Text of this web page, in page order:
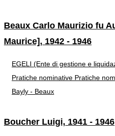
Beaux Carlo Maurizio fu
Maurice], 1942 - 1946
EGELI (Ente di gestione e
Pratiche nominative Pratiche
Bayly - Beaux
Boucher Luigi, 1941 - 1946